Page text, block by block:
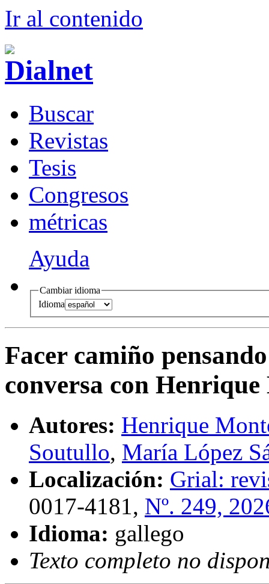
Ir al contenido
Buscar
Revistas
Tesis
Congresos
métricas
Ayuda
Cambiar idioma
Idioma
Facer camiño
conversa con
Autores: Henrique
Soutullo, María López
Localización: Grial:
0017-4181, Nº. 249,
Idioma: gallego
Texto completo no